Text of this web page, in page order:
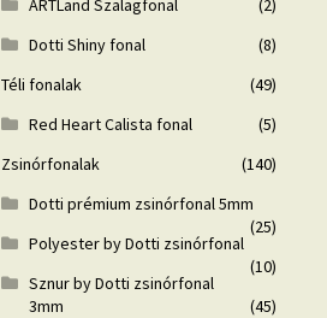
ARTLand Szalagfonal
(2)
Dotti Shiny fonal
(8)
Téli fonalak
(49)
Red Heart Calista fonal
(5)
Zsinórfonalak
(140)
Dotti prémium zsinórfonal 5mm
(25)
Polyester by Dotti zsinórfonal
(10)
Sznur by Dotti zsinórfonal
3mm
(45)